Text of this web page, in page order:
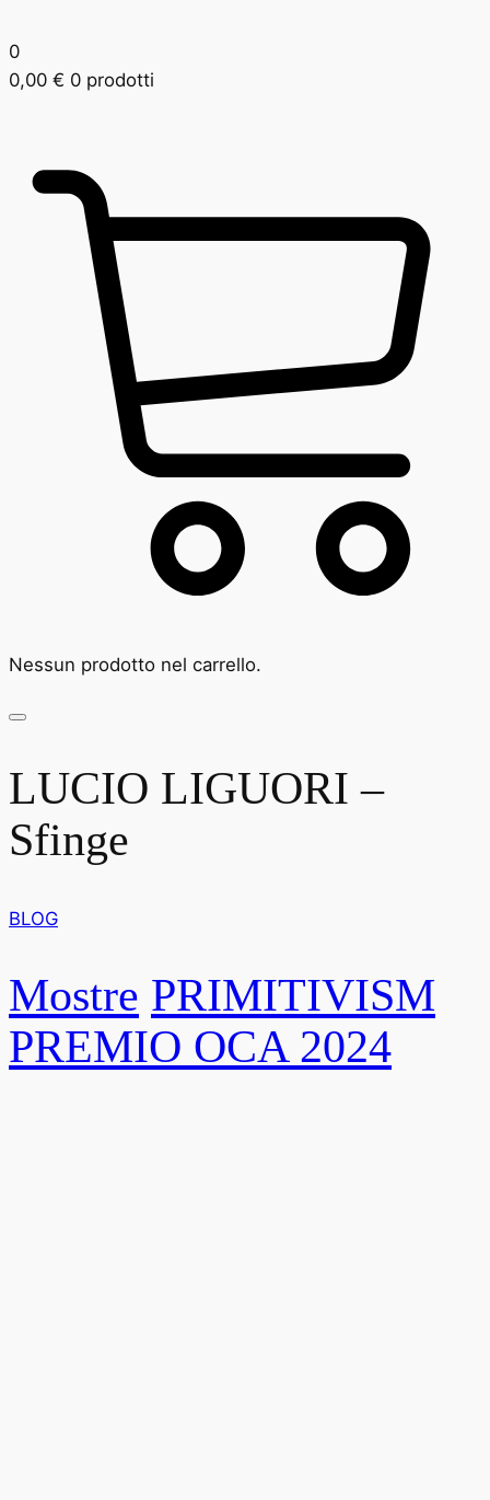
0
0,00 € 0 prodotti
Nessun prodotto nel carrello.
LUCIO LIGUORI –
Sfinge
BLOG
Mostre PRIMITIVISM
PREMIO OCA 2024